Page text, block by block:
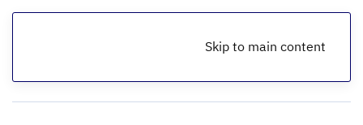
Skip to main content
الرئيسية